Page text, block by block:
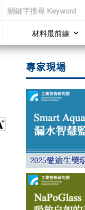
材料最前線
專家現場